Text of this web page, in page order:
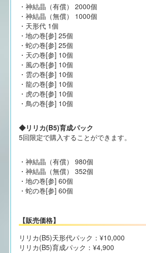
・神結晶（有償） 2000個
・神結晶（無償） 1000個
・天形代 1個
・地の巻[参] 25個
・蛇の巻[参] 25個
・天の巻[参] 10個
・風の巻[参] 10個
・雲の巻[参] 10個
・龍の巻[参] 10個
・虎の巻[参] 10個
・鳥の巻[参] 10個
◆リリカ(B5)育成パック
5回限定で購入することができます。
・神結晶（有償） 980個
・神結晶（無償） 352個
・地の巻[参] 60個
・蛇の巻[参] 60個
【販売価格】
リリカ(B5)天形代パック：¥10,000
リリカ(B5)育成パック：¥4,900